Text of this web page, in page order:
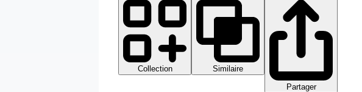
Collection
Similaire
Partager